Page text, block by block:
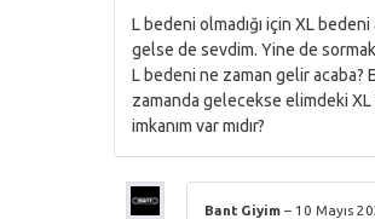
L bedeni olmadığı için XL
gelse de sevdim. Yine de
L bedeni ne zaman gelir acaba?
zamanda gelecekse elimdeki
imkanım var mıdır?
Bant Giyim – 10 Mayıs